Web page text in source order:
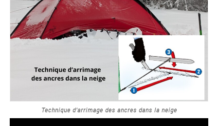
Technique d’arrimage des ancres dans la neige